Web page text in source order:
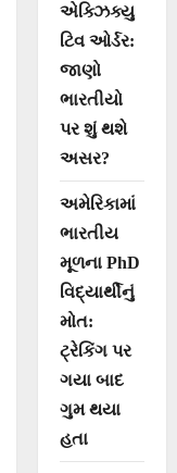
એક્ઝિક્યુ
ટિવ ઓર્ડર:
જાણો
ભારતીયો
પર શું થશે
અસર?
અમેરિકામાં
ભારતીય
મૂળના PhD
વિદ્યાર્થીનું
મોત:
ટ્રેકિંગ પર
ગયા બાદ
ગુમ થયા
હતા